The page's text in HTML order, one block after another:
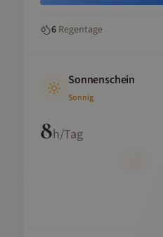
6 Regentage
Sonnenschein
Sonnig
8h/Tag